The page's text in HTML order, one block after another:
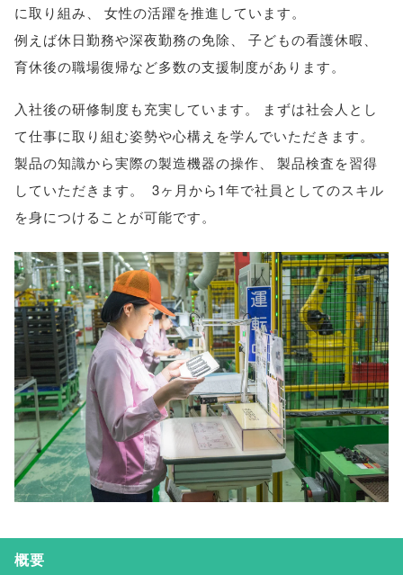
に取り組み
女性の活躍を推進しています。
例えば休日勤務や深夜勤務の免除
子どもの看護休暇
育休後の職場復帰など多数の支援制度があります。
入社後の研修制度も充実しています。
まずは社会人とし
て仕事に取り組む姿勢や心構えを学んでいただきます。
製品の知識から実際の製造機器の操作
製品検査を習得
していただきます。
3ヶ月から1年で社員としてのスキル
を身につけることが可能です。
概要